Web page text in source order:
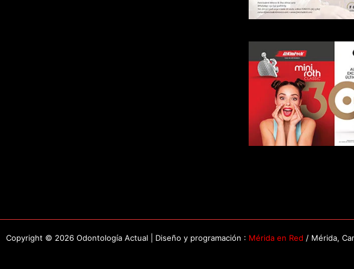
Copyright © 2026 Odontología Actual | Diseño y programación : Mérida en Red / Mérida,